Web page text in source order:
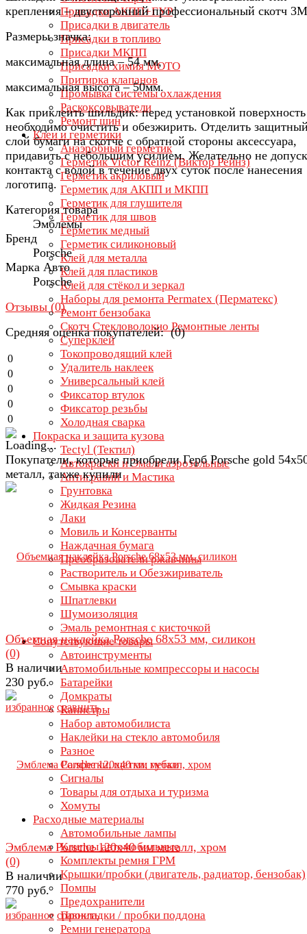
Присадки АКПП+ГУР
Присадки в двигатель
Присадки в топливо
Присадки МКПП
Присадки химия МОТО
Притирка клапанов
Промывка системы охлаждения
Раскоксовыватели
Ремонт шин
Клеи и герметики
Анаэробный герметик
Герметик Victor Reinz (Виктор Рейнз)
Герметик акриловый
Герметик для АКПП и МКПП
Герметик для глушителя
Герметик для швов
Герметик медный
Герметик силиконовый
Клей для металла
Клей для пластиков
Клей для стёкол и зеркал
Наборы для ремонта Permatex (Перматекс)
Ремонт бензобака
Скотч Стекловолокно Ремонтные ленты
Суперклей
Токопроводящий клей
Удалитель наклеек
Универсальный клей
Фиксатор втулок
Фиксатор резьбы
Холодная сварка
Покраска и защита кузова
Tectyl (Тектил)
Автокраски и Эмали аэрозольные
Антигравий и Мастика
Грунтовка
Жидкая Резина
Лаки
Мовиль и Консерванты
Наждачная бумага
Преобразователи ржавчины
Растворитель и Обезжириватель
Смывка краски
Шпатлевки
Шумоизоляция
Эмаль ремонтная с кисточкой
Сопутствующие товары
Автоинструменты
Автомобильные компрессоры и насосы
Батарейки
Домкраты
Канистры
Набор автомобилиста
Наклейки на стекло автомобиля
Разное
Салфетки, щетки, губки
Сигналы
Товары для отдыха и туризма
Хомуты
Расходные материалы
Автомобильные лампы
Клипсы автомобильные
Комплекты ремня ГРМ
Крышки/пробки (двигатель, радиатор, бензобак)
Помпы
Предохранители
Прокладки / пробки поддона
Ремни генератора
крепления – двусторонний профессиональный скотч
Размеры значка:
максимальная длина – 54 мм,
максимальная высота – 50мм.
Как приклеить шильдик: перед установкой поверхность
необходимо очистить и обезжирить. Отделить
слой бумаги на скотче с обратной стороны аксессуара,
придавить с небольшим усилием. Желательно не
контакта с водой в течение двух суток после нанесения
логотипа.
Категория товара
Эмблемы
Бренд
Porsche
Марка Авто
Porsche
Отзывы (0)
Средняя оценка покупателей: (0)
0
0
0
0
0
Покупатели, которые приобрели Герб Porsche gold
металл, также купили
избранное сравнить
Объемная наклейка Porsche 68х53 мм, силикон
(0)
В наличии
230 руб.
избранное сравнить
Эмблема Porsche 120х40 мм металл, хром
(0)
В наличии
770 руб.